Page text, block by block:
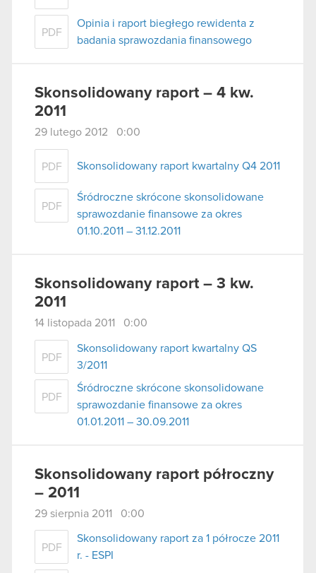
PDF
Opinia i raport biegłego rewidenta z
badania sprawozdania finansowego
Skonsolidowany raport – 4 kw.
2011
29 lutego 2012 0:00
PDF Skonsolidowany raport kwartalny Q4 2011
PDF
Śródroczne skrócone skonsolidowane
sprawozdanie finansowe za okres
01.10.2011 – 31.12.2011
Skonsolidowany raport – 3 kw.
2011
14 listopada 2011 0:00
PDF
Skonsolidowany raport kwartalny QS
3/2011
PDF
Śródroczne skrócone skonsolidowane
sprawozdanie finansowe za okres
01.01.2011 – 30.09.2011
Skonsolidowany raport półroczny
– 2011
29 sierpnia 2011 0:00
PDF
Skonsolidowany raport za 1 półrocze 2011
r. - ESPI